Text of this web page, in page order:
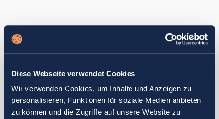
Diese Webseite verwendet Cookies
Wir verwenden Cookies, um Inhalte und Anzeigen zu
personalisieren, Funktionen für soziale Medien anbieten
zu können und die Zugriffe auf unsere Website zu